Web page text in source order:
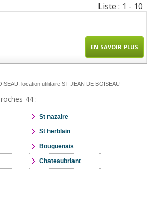
Liste : 1 - 10
EN SAVOIR PLUS
location utilitaire ST JEAN DE BOISEAU
44 :
St nazaire
St herblain
Bouguenais
Chateaubriant